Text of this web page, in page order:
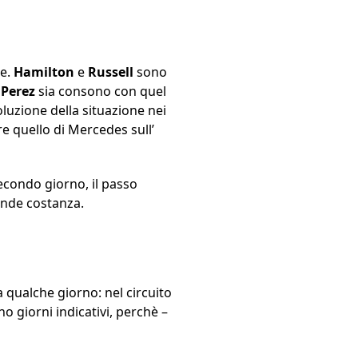
Hamilton e Russell sono
Perezsia consono con quel
della situazione nei
quello di Mercedes sull’
giorno, il passo
costanza.
giorno: nel circuito
giorni indicativi, perchè –